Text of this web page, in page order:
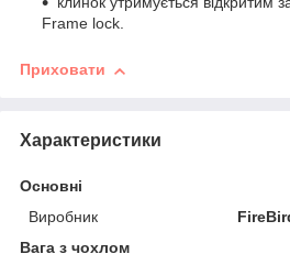
Frame lock.
Приховати
Характеристики
Основні
Виробник
Вага з чохлом